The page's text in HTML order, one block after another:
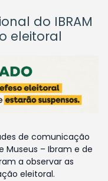
do IBRAM
eleitoral
de comunicação
Museus – Ibram e de
a observar as
eleitoral.